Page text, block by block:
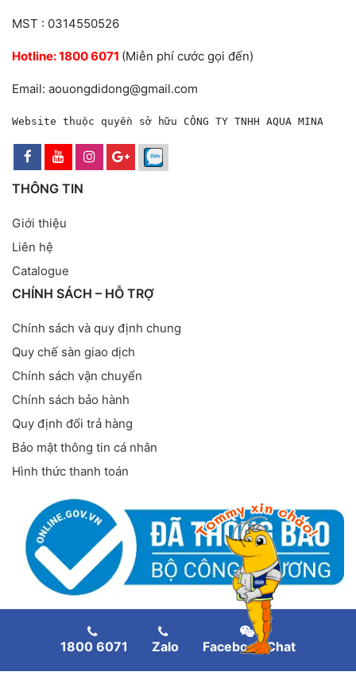
MST : 0314550526
Hotline:1800 6071 (Miễn phí cước gọi đến)
Email: aouongdidong@gmail.com
Website thuộc quyền sở hữu CÔNG TY TNHH AQUA MINA
THÔNG TIN
Giới thiệu
Liên hệ
Catalogue
CHÍNH SÁCH – HỖ TRỢ
Chính sách và quy định chung
Quy chế sàn giao dịch
Chính sách vận chuyển
Chính sách bảo hành
Quy định đổi trả hàng
Bảo mật thông tin cá nhân
Hình thức thanh toán
1800 6071
Zalo Facebook Chat